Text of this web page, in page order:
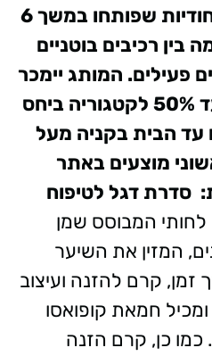
המכילים פורמולות ייחודיות שפותחו במשך 6
בין רכיבים בוטניים
פעילים. המותג יימכר
במחירים נמוכים בכעד 50% לקטגוריה ביחס
עד הבית בקניה מעל
מוצעים באתר
סדרת דגל לטיפוח
המבוסס שמן
המזין את השיער
זמן, קרם להזנה ועיצוב
חמאת קופואסו
כמו כן, קרם הזנה